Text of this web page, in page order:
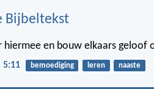
Bijbeltekst
hiermee en bouw elkaars
5:11 bemoediging leren naaste